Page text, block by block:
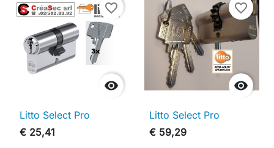

favorite_border
Litto Select Pro
€ 25,41

favorite_border
Litto Select Pro
€ 59,29